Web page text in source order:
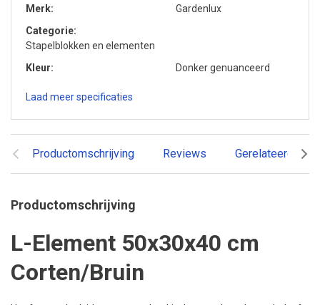
Productomschrijving Reviews Gerelateerde
Productomschrijving
L-Element 50x30x40 cm
Corten/Bruin
Merk
Gardenlux
Categorie
Stapelblokken en elementen
Kleur
Donker genuanceerd
Laad meer specificaties